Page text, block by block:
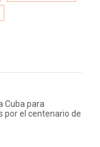
Cuba para
por el centenario de